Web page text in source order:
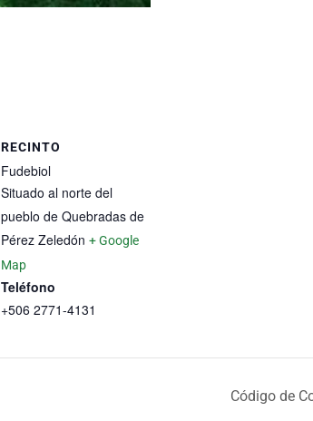
RECINTO
Fudebiol
Situado al norte del
pueblo de Quebradas de
Pérez Zeledón + Google
Map
Teléfono
+506 2771-4131
Código de